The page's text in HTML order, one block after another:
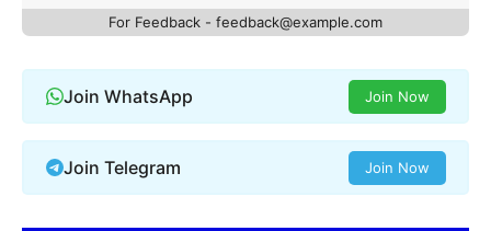
For Feedback - feedback@example.com
Join WhatsApp Join Now
Join Telegram Join Now